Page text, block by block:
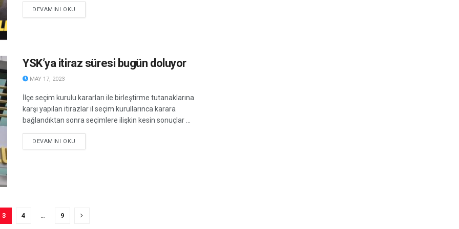
DEVAMINI OKU
YSK’ya itiraz süresi bugün doluyor
MAY 17, 2023
İlçe seçim kurulu kararları ile birleştirme tutanaklarına
karşı yapılan itirazlar il seçim kurullarınca karara
bağlandıktan sonra seçimlere ilişkin kesin sonuçlar ...
DEVAMINI OKU
3 4 9